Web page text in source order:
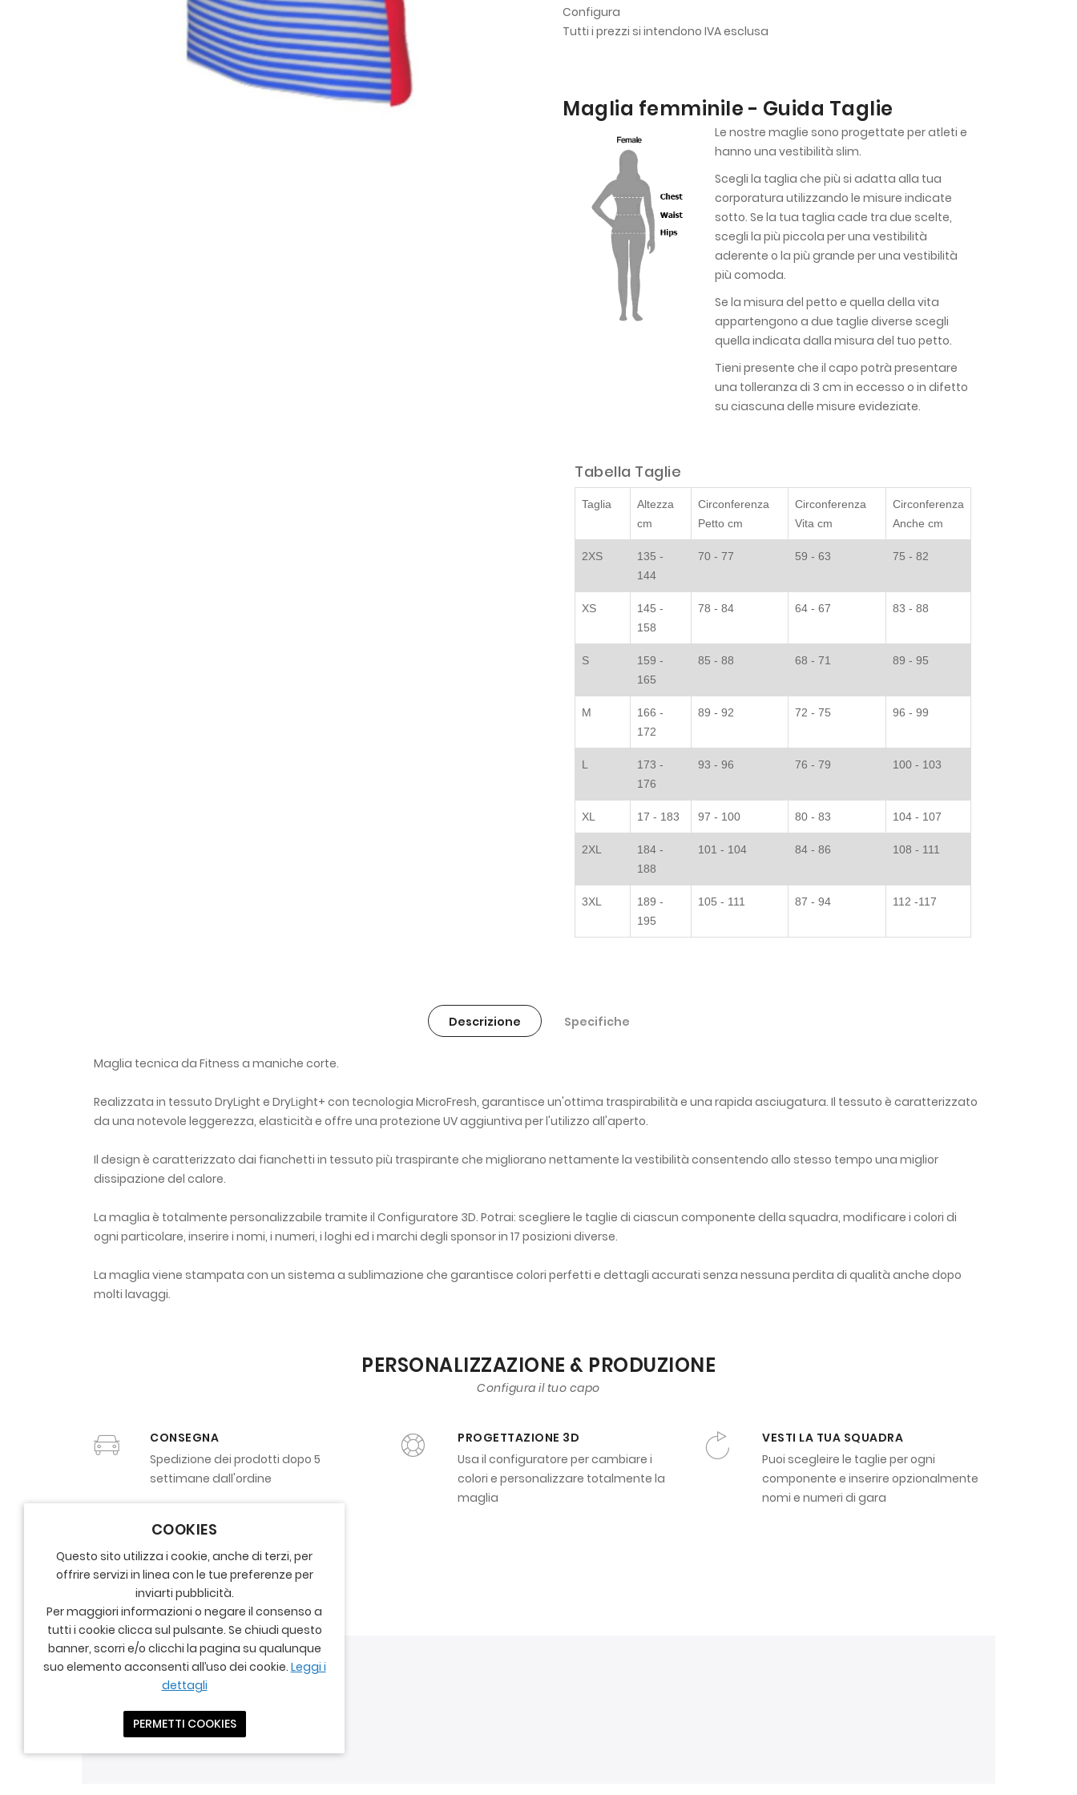
COOKIES
Questo sito utilizza i cookie, anche di terzi, per
offrire servizi in linea con le tue preferenze per
inviarti pubblicità.
Per maggiori informazioni o negare il consenso a
tutti i cookie clicca sul pulsante. Se chiudi questo
banner, scorri e/o clicchi la pagina su qualunque
suo elemento acconsenti all’uso dei cookie. Leggi i
dettagli
PERMETTI COOKIES
Configura
Tutti i prezzi si intendono IVA esclusa
Maglia femminile - Guida Taglie
Le nostre maglie sono progettate per atleti e
hanno una vestibilità slim.
Scegli la taglia che più si adatta alla tua
corporatura utilizzando le misure indicate
sotto. Se la tua taglia cade tra due scelte,
scegli la più piccola per una vestibilità
aderente o la più grande per una vestibilità
più comoda.
Se la misura del petto e quella della vita
appartengono a due taglie diverse scegli
quella indicata dalla misura del tuo petto.
Tieni presente che il capo potrà presentare
una tolleranza di 3 cm in eccesso o in difetto
su ciascuna delle misure evideziate.
Tabella Taglie
Taglia
Altezza
cm
Circonferenza
Petto cm
Circonferenza
Vita cm
Circonferenza
Anche cm
2XS
135 -
144
70 - 77 59 - 63 75 - 82
XS
145 -
158
78 - 84 64 - 67 83 - 88
S
159 -
165
85 - 88 68 - 71 89 - 95
M
166 -
172
89 - 92 72 - 75 96 - 99
L
173 -
176
93 - 96 76 - 79 100 - 103
XL 17 - 183 97 - 100 80 - 83 104 - 107
2XL
184 -
188
101 - 104 84 - 86 108 - 111
3XL
189 -
195
105 - 111 87 - 94 112 -117
Descrizione
Maglia tecnica da Fitness a maniche corte.
Realizzata in tessuto DryLight e DryLight+ con tecnologia MicroFresh, garantisce un'ottima traspirabilità e una rapida asciugatura. Il tessuto è caratterizzato
da una notevole leggerezza, elasticità e offre una protezione UV aggiuntiva per l'utilizzo all'aperto.
Il design è caratterizzato dai fianchetti in tessuto più traspirante che migliorano nettamente la vestibilità consentendo allo stesso tempo una miglior
dissipazione del calore.
La maglia è totalmente personalizzabile tramite il Configuratore 3D. Potrai: scegliere le taglie di ciascun componente della squadra, modificare i colori di
ogni particolare, inserire i nomi, i numeri, i loghi ed i marchi degli sponsor in 17 posizioni diverse.
La maglia viene stampata con un sistema a sublimazione che garantisce colori perfetti e dettagli accurati senza nessuna perdita di qualità anche dopo
molti lavaggi.
Specifiche
PERSONALIZZAZIONE & PRODUZIONE
Configura il tuo capo
CONSEGNA
Spedizione dei prodotti dopo 5
settimane dall'ordine
PROGETTAZIONE 3D
Usa il configuratore per cambiare i
colori e personalizzare totalmente la
maglia
VESTI LA TUA SQUADRA
Puoi scegleire le taglie per ogni
componente e inserire opzionalmente
nomi e numeri di gara